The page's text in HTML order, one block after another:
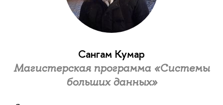
Сангам Кумар
Магистерская программа «Системы
больших данных»